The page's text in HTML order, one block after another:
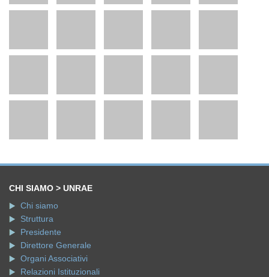
CHI SIAMO > UNRAE
Chi siamo
Struttura
Presidente
Direttore Generale
Organi Associativi
Relazioni Istituzionali